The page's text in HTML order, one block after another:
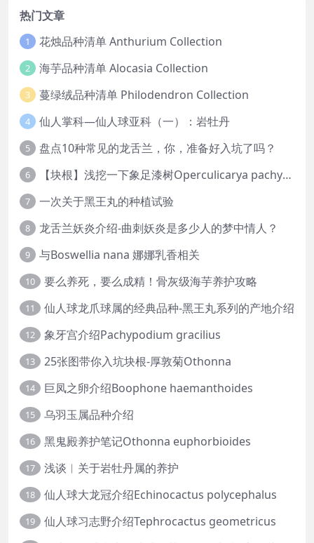
热门文章
1 花烛品种清单 Anthurium Collection
2 海芋品种清单 Alocasia Collection
3 蔓绿绒品种清单 Philodendron Collection
4 仙人掌科—仙人球亚科（一）：岩牡丹
5 盘点10种常见的龙舌兰，你，准备好入坑了吗？
6 【块根】浅挖一下象足漆树Operculicarya pachypus
7 一次关于黑王丸的种植试验
8 龙舌兰妖炎介绍-曲刺妖炎是多少人的梦中情人？
9 与Boswellia nana 娜娜乳香相关
10 要么养死，要么成精！骨灰级海芋养护攻略
11 仙人球龙爪球属的经典品种-黑王丸系列的产地介绍
12 象牙宫介绍Pachypodium gracilius
13 25张图带你入坑块根-厚敦菊Othonna
14 巨凤之卵介绍Boophone haemanthoides
15 乌羽玉属品种介绍
16 黑鬼殿养护笔记Othonna euphorbioides
17 浅谈︱关于岩牡丹属的养护
18 仙人球大龙冠介绍Echinocactus polycephalus
19 仙人球习志野介绍Tephrocactus geometricus